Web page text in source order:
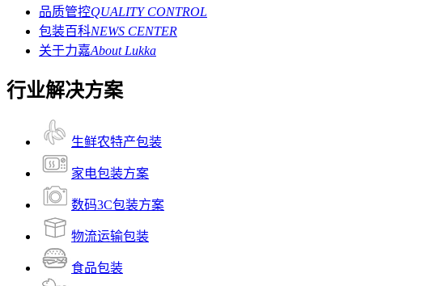
品质管控QUALITY CONTROL
包装百科NEWS CENTER
关于力嘉About Lukka
行业解决方案
生鲜农特产包装
家电包装方案
数码3C包装方案
物流运输包装
食品包装